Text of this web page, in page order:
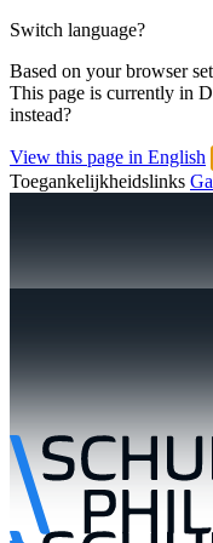
Switch language?
Based on your browser
This page is currently in
instead?
View this page in English
Toegankelijkheidslinks